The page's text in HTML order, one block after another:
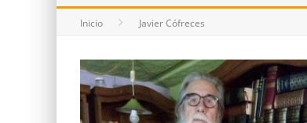
Inicio Javier Cófreces